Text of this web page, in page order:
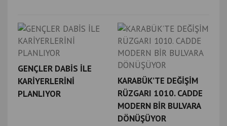
GENÇLER DABİS İLE
KARİYERLERİNİ
PLANLIYOR
KARABÜK’TE DEĞİŞİM
RÜZGARI 1010. CADDE
MODERN BİR BULVARA
DÖNÜŞÜYOR